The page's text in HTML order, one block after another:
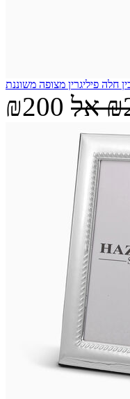
חלה פיליגרין מצופה משוננת
₪200 אל